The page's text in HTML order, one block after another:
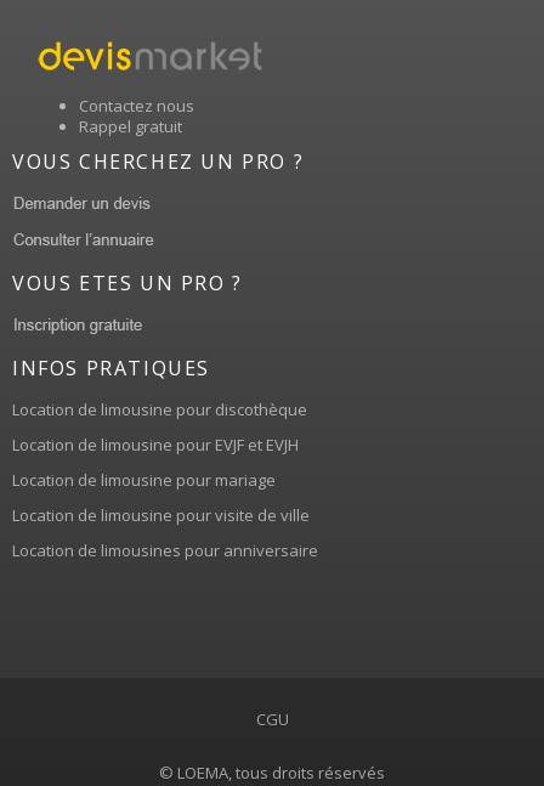
Contactez nous
Rappel gratuit
VOUS CHERCHEZ UN PRO ?
VOUS ETES UN PRO ?
INFOS PRATIQUES
Location de limousine pour discothèque
Location de limousine pour EVJF et EVJH
Location de limousine pour mariage
Location de limousine pour visite de ville
Location de limousines pour anniversaire
CGU
© LOEMA, tous droits réservés